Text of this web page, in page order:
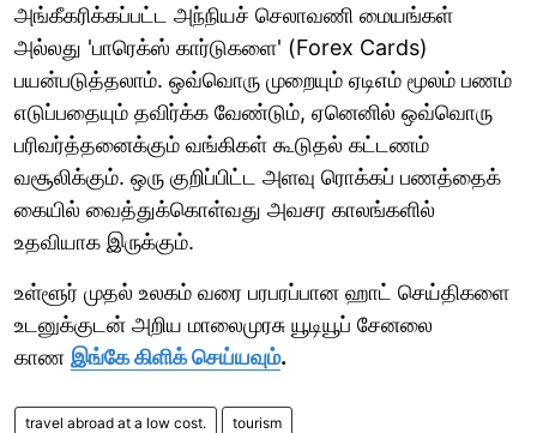
அங்கீகரிக்கப்பட்ட அந்நியச் செலாவணி மையங்கள்
அல்லது 'பாரெக்ஸ் கார்டுகளை' (Forex Cards)
பயன்படுத்தலாம். ஒவ்வொரு முறையும் ஏடிஎம் மூலம் பணம்
எடுப்பதையும் தவிர்க்க வேண்டும், ஏனெனில் ஒவ்வொரு
பரிவர்த்தனைக்கும் வங்கிகள் கூடுதல் கட்டணம்
வசூலிக்கும். ஒரு குறிப்பிட்ட அளவு ரொக்கப் பணத்தைக்
கையில் வைத்துக்கொள்வது அவசர காலங்களில்
உதவியாக இருக்கும்.
உள்ளூர் முதல் உலகம் வரை பரபரப்பான ஹாட் செய்திகளை
உடனுக்குடன் அறிய மாலைமுரசு யூடியூப் சேனலை
காண இங்கே கிளிக் செய்யவும்.
travel abroad at a low cost. tourism